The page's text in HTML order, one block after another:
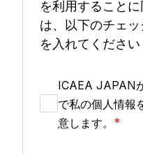
を利用すること
は、以下のチェ
を入れてください
ICAEA JAPAN
で私の個人情報
意します。 *